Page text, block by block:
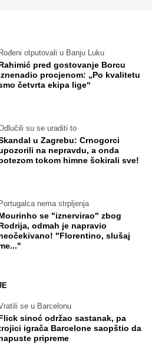
otputovali u Banju Luku
pred gostovanje Borcu
procjenom: „Po kvalitetu
četvrta ekipa lige“
su se uraditi to
u Zagrebu: Crnogorci
na nepravdu, a onda
tokom himne šokirali sve!
nema strpljenja
se "iznervirao" zbog
odmah je napravio
"Florentino, slušaj
se u Barcelonu
sinoć održao sastanak, pa
igrača Barcelone saopštio da
pripreme